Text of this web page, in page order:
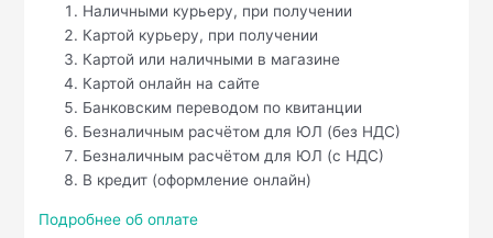
Наличными курьеру, при получении
Картой курьеру, при получении
Картой или наличными в магазине
Картой онлайн на сайте
Банковским переводом по квитанции
Безналичным расчётом для ЮЛ (без НДС)
Безналичным расчётом для ЮЛ (с НДС)
В кредит (оформление онлайн)
Подробнее об оплате